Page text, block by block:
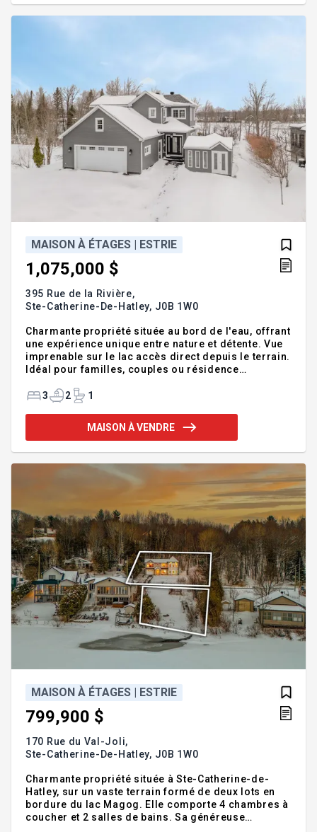
MAISON À ÉTAGES | ESTRIE
1,075,000 $
395 Rue de la Rivière,
Ste-Catherine-De-Hatley, J0B 1W0
Charmante propriété située au bord de l'eau, offrant
une expérience unique entre nature et détente. Vue
imprenable sur le lac accès direct depuis le terrain.
Idéal pour familles, couples ou résidence
bains. Vivre directement sur le bord de l'eau.
880$ Entouré d'un environnement unique. Intérieur
spacieux et fonctionnel. Elle vous accueille dans un
petite chambre au niveau du premier peux être ut
3 2 1
MAISON À VENDRE
MAISON À ÉTAGES | ESTRIE
799,900 $
170 Rue du Val-Joli,
Ste-Catherine-De-Hatley, J0B 1W0
Charmante propriété située à Ste-Catherine-de-
Hatley, sur un vaste terrain formé de deux lots en
bordure du lac Magog. Elle comporte 4 chambres à
coucher et 2 salles de bains. Sa généreuse